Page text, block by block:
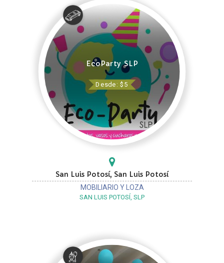
EcoParty SLP
Desde: $5
San Luis Potosí, San Luis Potosí
MOBILIARIO Y LOZA
SAN LUIS POTOSÍ, SLP